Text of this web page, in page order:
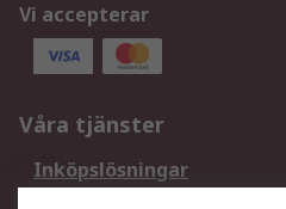
Vi accepterar
Våra tjänster
Inköpslösningar